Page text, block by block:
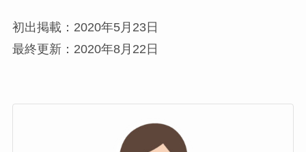
初出掲載：2020年5月23日
最終更新：2020年8月22日